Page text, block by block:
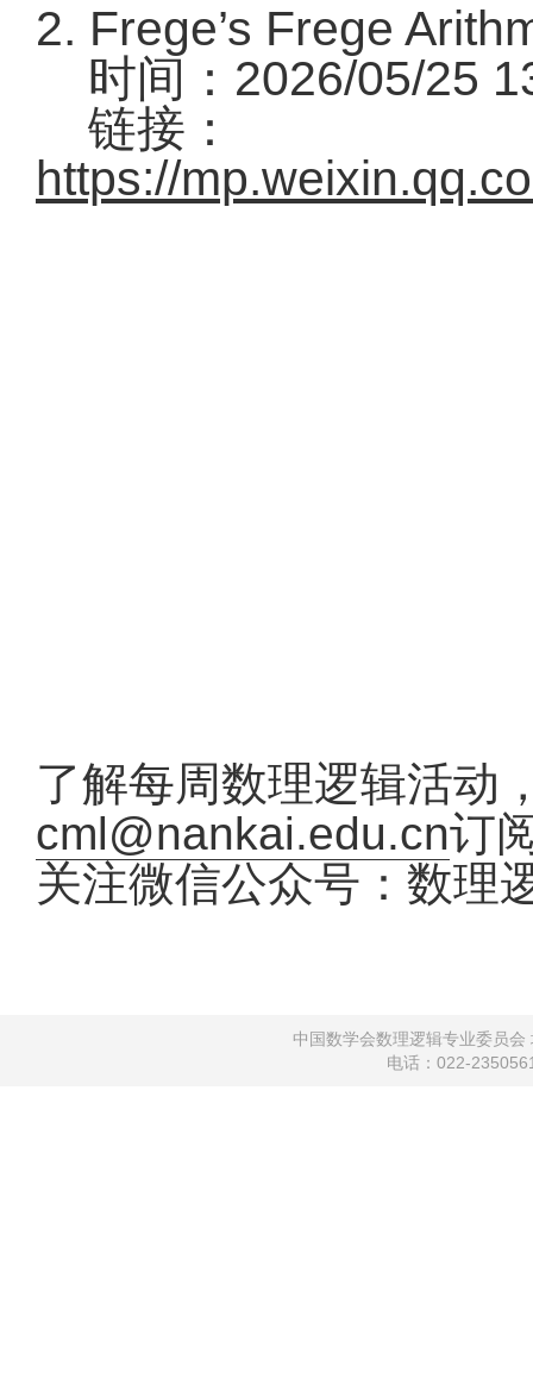
2. Frege’s Frege
时间：2026/05/25
链接：
https://
了解每周数理逻辑活动
cml@nankai.edu.cn订
关注微信公众号：数理
中国数学会数理逻辑专业委员
电话：022-